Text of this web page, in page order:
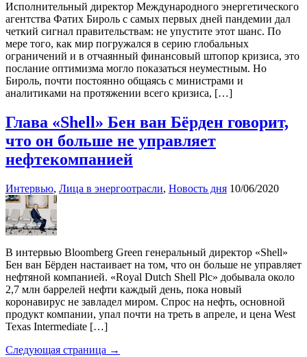
Исполнительный директор Международного энергетического
агентства Фатих Бироль с самых первых дней пандемии дал
четкий сигнал правительствам: не упустите этот шанс. По
мере того, как мир погружался в серию глобальных
ограничений и в отчаянный финансовый штопор кризиса, это
послание оптимизма могло показаться неуместным. Но
Бироль, почти постоянно общаясь с министрами и
аналитиками на протяжении всего кризиса, […]
Глава «Shell» Бен ван Бёрден говорит,
что он больше не управляет
нефтекомпанией
Интервью, Лица в энергоотрасли, Новость дня 10/06/2020
В интервью Bloomberg Green генеральный директор «Shell»
Бен ван Бёрден настаивает на том, что он больше не управляет
нефтяной компанией. «Royal Dutch Shell Plc» добывала около
2,7 млн баррелей нефти каждый день, пока новый
коронавирус не завладел миром. Спрос на нефть, основной
продукт компании, упал почти на треть в апреле, и цена West
Texas Intermediate […]
Следующая страница →